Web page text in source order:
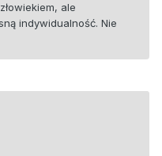
ale
indywidualność. Nie